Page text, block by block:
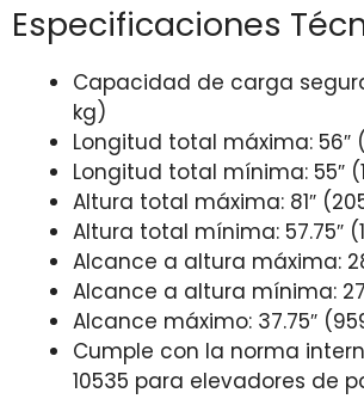
Especificaciones
Capacidad de carga
kg)
Longitud total máxima: 56″
Longitud total mínima: 55″
Altura total máxima: 81″
Altura total mínima: 57.75″
Alcance a altura máxima:
Alcance a altura mínima:
Alcance máximo: 37.75″
Cumple con la norma
10535 para elevadores de